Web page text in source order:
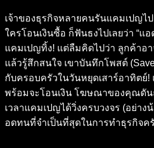
เจ้าของธุรกิจหลายคนรันแคมเปญไ
ใครโอนเงินซื้อ ก็ฟันธงไปเลยว่า “แ
แคมเปญทิ้ง! แต่ลืมคิดไปว่า ลูกค้า
แล้วรู้สึกสนใจ เขาบันทึกโพสต์
กับครอบครัวในวันหยุดเสาร์อาทิตย์!
พร้อมจะโอนเงิน โฆษณาของคุณดัน
เวลาแคมเปญได้วิ่งครบวงจร (อย่าง
อดทนที่จำเป็นที่สุดในการทำธุรกิจค